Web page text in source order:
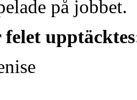
på jobbet.